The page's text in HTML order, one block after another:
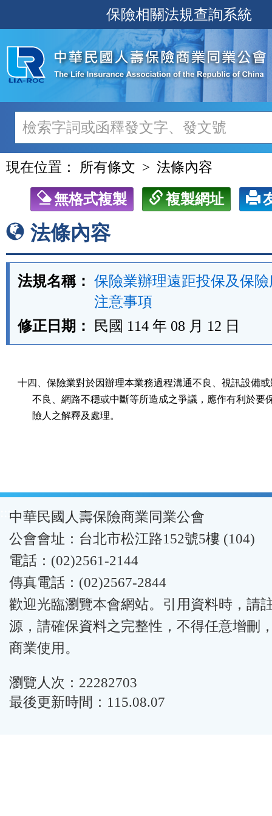
至
主
內
容
保險相關法規查詢系統
現在位置： 所有條文 法條內容
無格式複製 複製網址
法條內容
法規名稱： 保險業辦理遠距投保及保
注意事項
修正日期：
民國 114 年 08 月 12 日
十四、保險業對於因辦理本業務過程溝通不良、視訊設備
不良、網路不穩或中斷等所造成之爭議，應作有利於要
      險人之解釋及處理。
:::中華民國人壽保險商業同業公會
公會會址：台北市松江路152號5樓 (104)
電話：(02)2561-2144
傳真電話：(02)2567-2844
歡迎光臨瀏覽本會網站。引用資料時，請
源，請確保資料之完整性，不得任意增刪
商業使用。
瀏覽人次：22282703
最後更新時間：115.08.07